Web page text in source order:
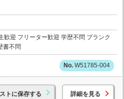
歓迎 フリーター歓迎 学歴不問 ブランク
書不問
W51785-004
トに保存する 詳細を見る